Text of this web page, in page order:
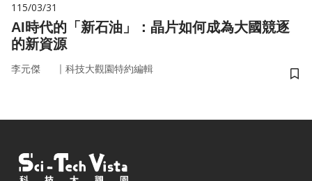
115/03/31
AI時代的「新石油」：晶片如何成為大國競逐
的新資源
李元傑 ｜ 科技大觀園特約編輯
儲